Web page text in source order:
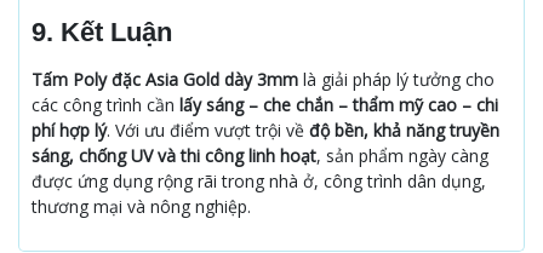
9. Kết Luận
Tấm Poly đặc Asia Gold dày 3mm là giải pháp lý tưởng cho
các công trình cần lấy sáng – che chắn – thẩm mỹ cao – chi
phí hợp lý. Với ưu điểm vượt trội về độ bền, khả năng truyền
sáng, chống UV và thi công linh hoạt, sản phẩm ngày càng
được ứng dụng rộng rãi trong nhà ở, công trình dân dụng,
thương mại và nông nghiệp.